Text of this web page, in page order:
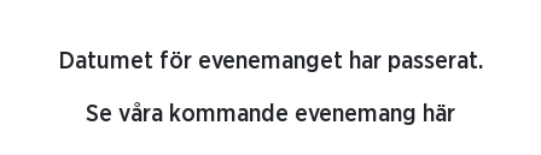
Datumet för evenemanget har passerat.
Se våra kommande evenemang här